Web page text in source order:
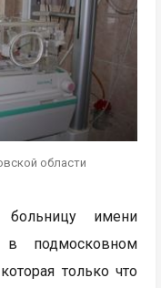
области
имени
подмосковном
только что